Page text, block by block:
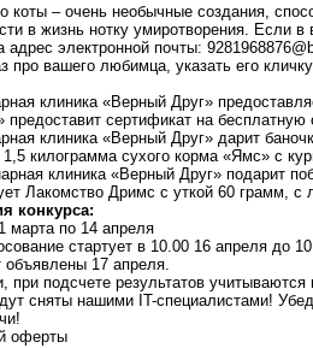
коты – очень необычные создания,
в жизнь нотку умиротворения. Если
электронной почты:
про вашего любимца, указать его
клиника «Верный Друг»
предоставит сертификат на бесплатную
клиника «Верный Друг» дарит
килограмма сухого корма «Ямс» с
клиника «Верный Друг» подарит
Лакомство Дримс с уткой 60 грамм, с
конкурса:
марта по 14 апреля
стартует в 10.00 16 апреля до
объявлены 17 апреля.
при подсчете результатов
сняты нашими IT-специалистами!
оферты